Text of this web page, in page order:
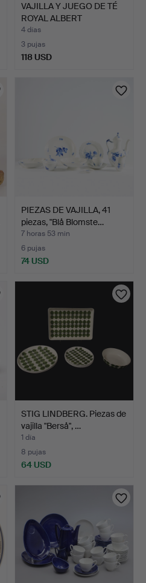
VAJILLA Y JUEGO DE TÉ
ROYAL ALBERT
MOONLIG…
4 días
3 pujas
118 USD
PIEZAS DE VAJILLA, 41
piezas, "Blå Blomste…
7 horas 53 min
6 pujas
74 USD
STIG LINDBERG. Piezas de
vajilla "Berså", …
1 día
8 pujas
64 USD